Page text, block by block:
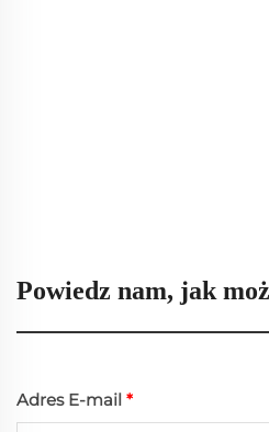
Powiedz nam, jak
Adres E-mail *